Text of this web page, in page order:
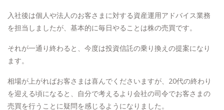
入社後は個人や法人のお客さまに対する資産運用アドバイス業務
を担当しましたが、基本的に毎日やることは株の売買です。
それが一通り終わると、今度は投資信託の乗り換えの提案になり
ます。
相場が上がればお客さまは喜んでくださいますが、20代の終わり
を迎える頃になると、自分で考えるより会社の司令でお客さまの
売買を行うことに疑問を感じるようになりました。